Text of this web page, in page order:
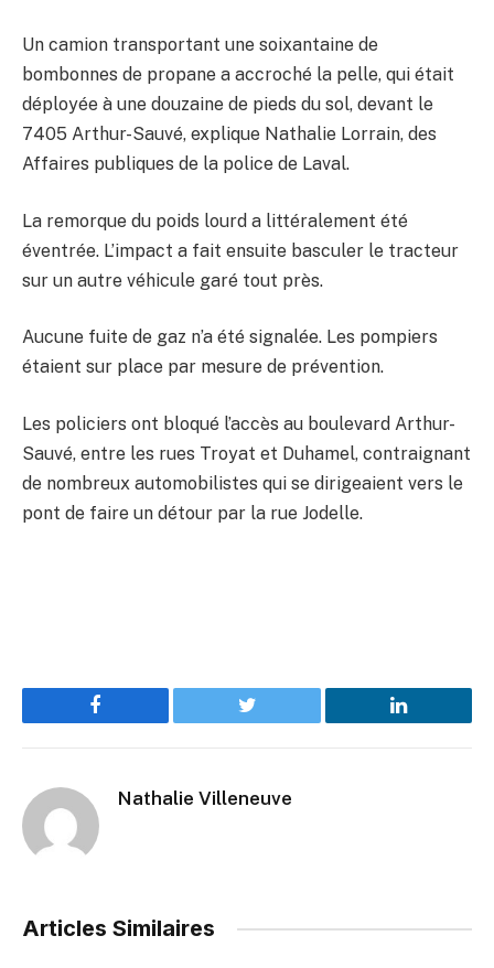
Un camion transportant une soixantaine de
bombonnes de propane a accroché la pelle, qui était
déployée à une douzaine de pieds du sol, devant le
7405 Arthur-Sauvé, explique Nathalie Lorrain, des
Affaires publiques de la police de Laval.
La remorque du poids lourd a littéralement été
éventrée. L’impact a fait ensuite basculer le tracteur
sur un autre véhicule garé tout près.
Aucune fuite de gaz n’a été signalée. Les pompiers
étaient sur place par mesure de prévention.
Les policiers ont bloqué l’accès au boulevard Arthur-
Sauvé, entre les rues Troyat et Duhamel, contraignant
de nombreux automobilistes qui se dirigeaient vers le
pont de faire un détour par la rue Jodelle.
Facebook Twitter LinkedIn
Nathalie Villeneuve
Articles Similaires